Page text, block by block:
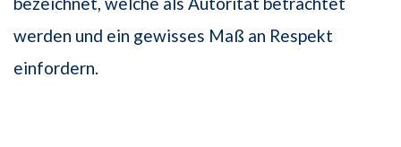
werden und ein gewisses Maß an Respekt
einfordern.